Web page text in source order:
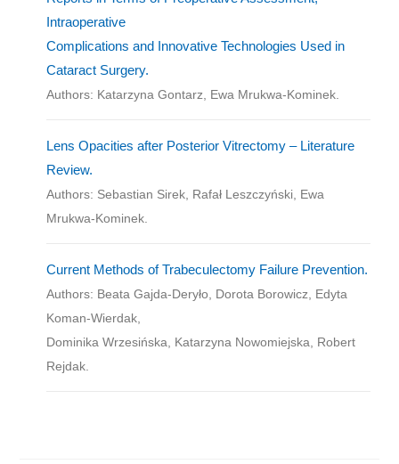
Intraoperative
Complications and Innovative Technologies Used in
Cataract Surgery.
Authors: Katarzyna Gontarz, Ewa Mrukwa-Kominek.
Lens Opacities after Posterior Vitrectomy – Literature
Review.
Authors: Sebastian Sirek, Rafał Leszczyński, Ewa
Mrukwa-Kominek.
Current Methods of Trabeculectomy Failure Prevention.
Authors: Beata Gajda-Deryło, Dorota Borowicz, Edyta
Koman-Wierdak,
Dominika Wrzesińska, Katarzyna Nowomiejska, Robert
Rejdak.